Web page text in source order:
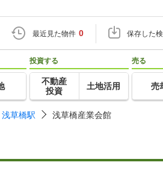
最近見た物件 0 保存した
投資する
不動産
投資
土地活用
売る
売
浅草橋駅 浅草橋産業会館